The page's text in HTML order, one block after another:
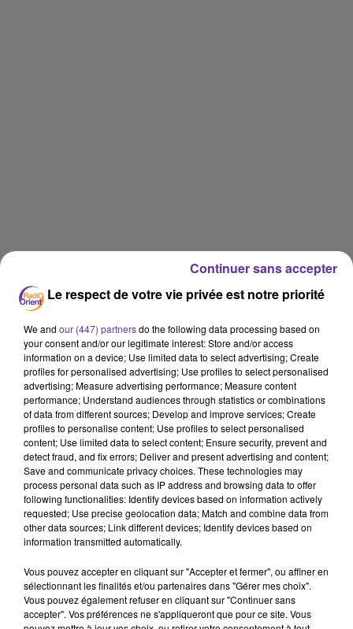
SAWA
27 novembre 2020 - 17 min 29 sec
SAWA; TÉLÉTHON 2020 FACE À LA COVID-19!
INVITÉ: CHRISTIAN COTTET, DIRECTEUR
GÉNÉRAL DE L'AFM-TÉLÉTHO
Radio Orient
SAWA
lutter contre les myopathies, le Téléthon doit évoluer
pour s'adapter au contexte sanitaire. Face au
coronavirus, le Téléthon sera 100% digital les 4 et 5
Le respect de votre vie privée est notre priorité
We and our (447) partnersdo the following data processing based on
your consent and/or our legitimate interest: Store and/or access
information on a device; Use limited data to select advertising; Create
profiles for personalised advertising; Use profiles to select personalised
advertising; Measure advertising performance; Measure content
performance; Understand audiences through statistics or combinations
of data from different sources; Develop and improve services; Create
profiles to personalise content; Use profiles to select personalised
content; Use limited data to select content; Ensure security, prevent and
detect fraud, and fix errors; Deliver and present advertising and content;
Save and communicate privacy choices. These technologies may
process personal data such as IP address and browsing data to offer
following functionalities: Identify devices based on information actively
requested; Use precise geolocation data; Match and combine data from
other data sources; Link different devices; Identify devices based on
information transmitted automatically.
Vous pouvez accepter en cliquant sur "Accepter et fermer", ou affiner en
sélectionnant les finalités et/ou partenaires dans "Gérer mes choix".
Vous pouvez également refuser en cliquant sur "Continuer sans
accepter". Vos préférences ne s'appliqueront que pour ce site. Vous
Continuer sans accepter